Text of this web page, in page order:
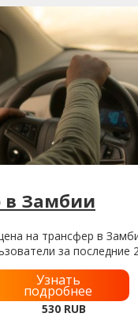
в Замбии
на трансфер в
за последние
Узнать
подробнее
530 RUB